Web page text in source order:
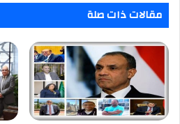
....
بناء
انفاق
أسفل
القناة
حلم
تحقق
علي
مقالات ذات صلة